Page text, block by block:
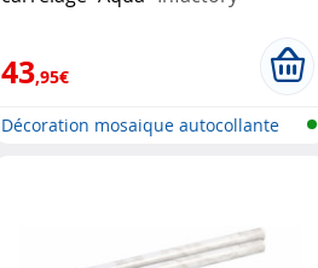
43,95€
Décoration mosaique autocollante